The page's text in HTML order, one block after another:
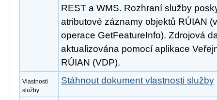
REST a WMS. Rozhraní služby
atributové záznamy objektů RÚIAN
operace GetFeatureInfo). Zdrojová
aktualizována pomocí aplikace
RÚIAN (VDP).
Vlastnosti
služby
Stáhnout dokument vlastnosti služby